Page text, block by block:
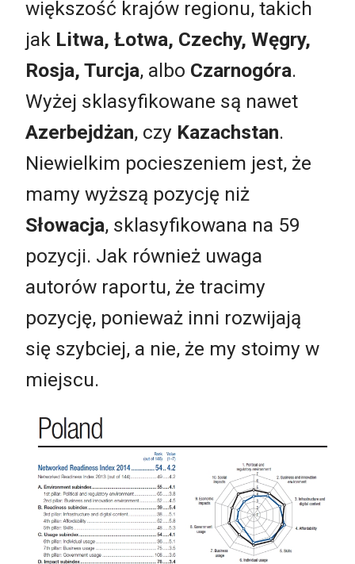
większość krajów regionu, takich
jak Litwa, Łotwa, Czechy, Węgry,
Rosja, Turcja, albo Czarnogóra.
Wyżej sklasyfikowane są nawet
Azerbejdżan, czy Kazachstan.
Niewielkim pocieszeniem jest, że
mamy wyższą pozycję niż
Słowacja, sklasyfikowana na 59
pozycji. Jak również uwaga
autorów raportu, że tracimy
pozycję, ponieważ inni rozwijają
się szybciej, a nie, że my stoimy w
miejscu.